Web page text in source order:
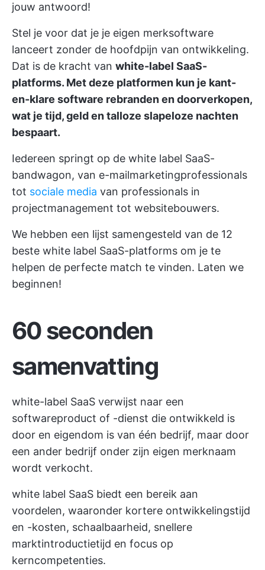
jouw antwoord!
Stel je voor dat je je eigen merksoftware
lanceert zonder de hoofdpijn van ontwikkeling.
Dat is de kracht van white-label SaaS-
platforms. Met deze platformen kun je kant-
en-klare software rebranden en doorverkopen,
wat je tijd, geld en talloze slapeloze nachten
bespaart.
Iedereen springt op de white label SaaS-
bandwagon, van e-mailmarketingprofessionals
tot sociale media van professionals in
projectmanagement tot websitebouwers.
We hebben een lijst samengesteld van de 12
beste white label SaaS-platforms om je te
helpen de perfecte match te vinden. Laten we
beginnen!
60 seconden
samenvatting
white-label SaaS verwijst naar een
softwareproduct of -dienst die ontwikkeld is
door en eigendom is van één bedrijf, maar door
een ander bedrijf onder zijn eigen merknaam
wordt verkocht.
white label SaaS biedt een bereik aan
voordelen, waaronder kortere ontwikkelingstijd
en -kosten, schaalbaarheid, snellere
marktintroductietijd en focus op
kerncompetenties.